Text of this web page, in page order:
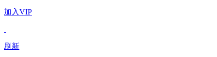
加入VIP
刷新